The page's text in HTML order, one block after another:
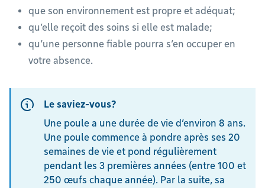
que son environnement est propre et adéquat;
qu’elle reçoit des soins si elle est malade;
qu’une personne fiable pourra s’en occuper en
votre absence.
Le saviez-vous?
Une poule a une durée de vie d’environ 8 ans.
Une poule commence à pondre après ses 20
semaines de vie et pond régulièrement
pendant les 3 premières années (entre 100 et
250 œufs chaque année). Par la suite, sa